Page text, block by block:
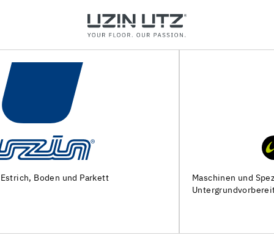
Maschinen und Spezialwerkzeuge zur
Untergrundvorbereitung und Verlegung von Bodenbelägen